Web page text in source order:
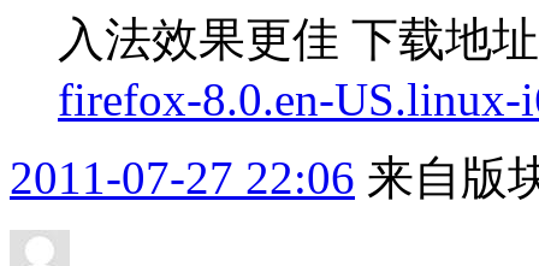
入法效果更佳 下载地址
firefox-8.0.en-US.linux-
2011-07-27 22:06 来自版